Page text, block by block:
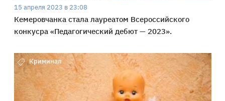
15 апреля 2023 в 23:08
Кемеровчанка стала лауреатом Всероссийского
конкусра «Педагогический дебют — 2023».
Криминал